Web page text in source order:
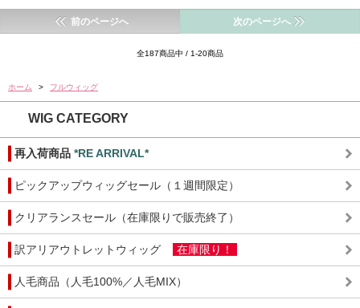
前のページへ 次のページへ
全187商品中 / 1-20商品
ホーム > フルウィッグ
WIG CATEGORY
再入荷商品 *RE ARRIVAL*
ピックアップウィッグセール（１週間限定）
クリアランスセール（在庫限りで販売終了）
訳アリアウトレットウィッグ 在庫限り！
人毛商品（人毛100%／人毛MIX）